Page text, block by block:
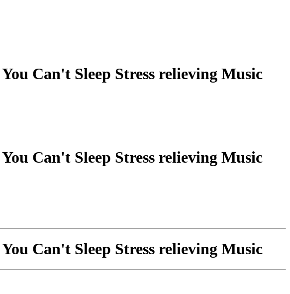
Can't Sleep Stress relieving Music
Can't Sleep Stress relieving Music
Can't Sleep Stress relieving Music